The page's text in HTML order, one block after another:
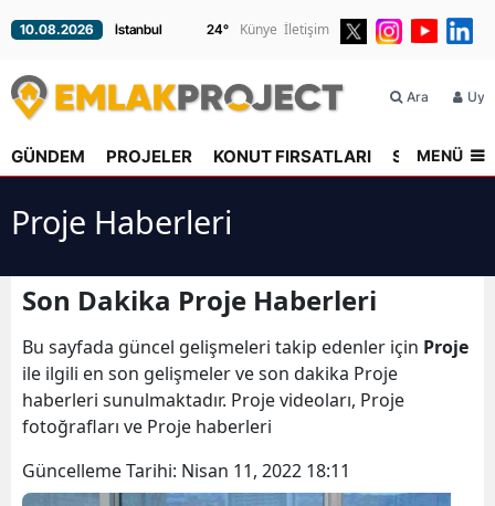
10.08.2026 24° Künye İletişim
Ara
GÜNDEM PROJELER KONUT FIRSATLARI SEKTÖR
MENÜ
Proje Haberleri
Son Dakika Proje Haberleri
Bu sayfada güncel gelişmeleri takip edenler için Proje
ile ilgili en son gelişmeler ve son dakika Proje
haberleri sunulmaktadır. Proje videoları, Proje
fotoğrafları ve Proje haberleri
Güncelleme Tarihi: Nisan 11, 2022 18:11